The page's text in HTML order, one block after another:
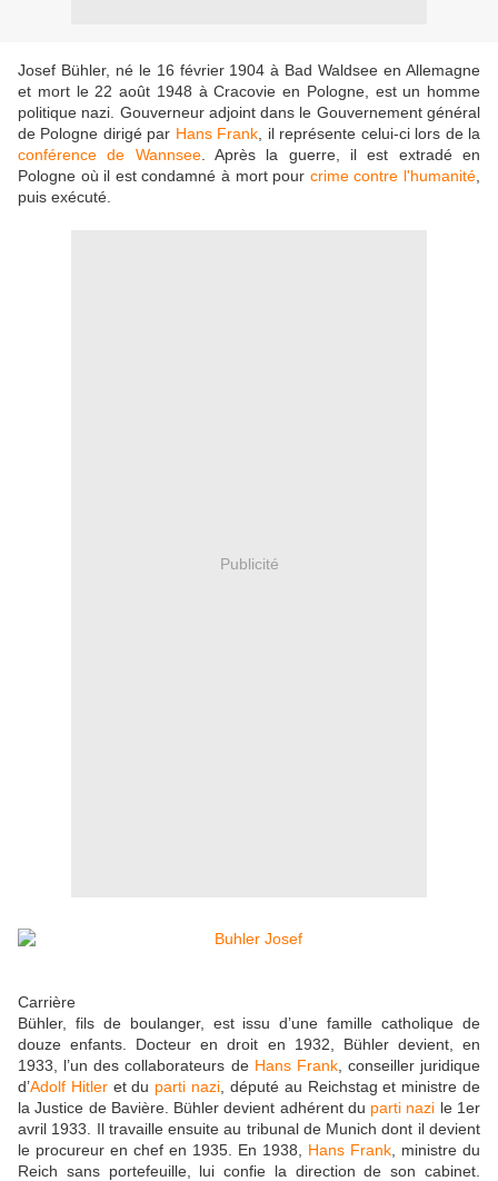
Josef Bühler, né le 16 février 1904 à Bad Waldsee en Allemagne
et mort le 22 août 1948 à Cracovie en Pologne, est un homme
politique nazi. Gouverneur adjoint dans le Gouvernement général
de Pologne dirigé par Hans Frank , il représente celui-ci lors de la
conférence de Wannsee. Après la guerre, il est extradé en
Pologne où il est condamné à mort pour crime contre l'humanité
puis exécuté.
Publicité
Carrière
Bühler, fils de boulanger, est issu d’une famille catholique de
douze enfants. Docteur en droit en 1932, Bühler devient, en
1933, l’un des collaborateurs de Hans Frank, conseiller juridique
d’Adolf Hitleret du parti nazi , député au Reichstag et ministre de
la Justice de Bavière. Bühler devient adhérent du parti nazi le 1er
avril 1933. Il travaille ensuite au tribunal de Munich dont il devient
le procureur en chef en 1935. En 1938, Hans Frank , ministre du
Reich sans portefeuille, lui confie la direction de son cabinet.